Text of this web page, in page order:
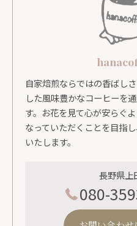
自家焙煎ならではの香ばし
した風味豊かなコーヒーを
す。お花を見て心が安らぐ
なっていただくことを目指
いたします。
長野県上
080-